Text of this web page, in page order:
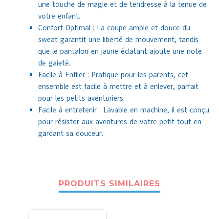
une touche de magie et de tendresse à la tenue de
votre enfant.
Confort Optimal : La coupe ample et douce du
sweat garantit une liberté de mouvement, tandis
que le pantalon en jaune éclatant ajoute une note
de gaieté.
Facile à Enfiler : Pratique pour les parents, cet
ensemble est facile à mettre et à enlever, parfait
pour les petits aventuriers.
Facile à entretenir : Lavable en machine, il est conçu
pour résister aux aventures de votre petit tout en
gardant sa douceur.
PRODUITS SIMILAIRES